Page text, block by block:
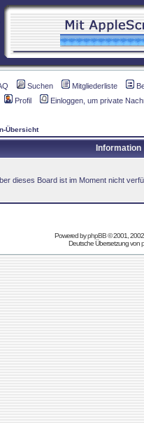
Suchen Mitgliederliste
Profil
Einloggen, um private
Übersicht
Information
dieses Board ist im Moment nicht
Powered byphpBB© 2001,
Deutsche Übersetzung von